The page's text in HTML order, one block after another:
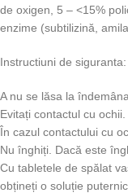
de oxigen, 5 – <15%
enzime (subtilizină,
Instructiuni de siguranta:
A nu se lăsa la
Evitați contactul cu ochii.
În cazul contactului cu
Nu înghiți. Dacă este
Cu tabletele de spălat
obțineți o soluție